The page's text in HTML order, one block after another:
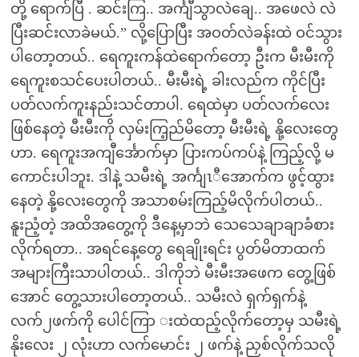
တို့ ရောက်ပြီ . ဆင်းကြ.. အင်္ကျီသွာလဲချေ.. အဖေလဲ လဲ
ပြီးဆင်းလာခဲမယ်.” လို့ပြောပြီး အဝတ်လဲခန်းထဲ ဝင်သွား
ပါတော့တယ်.. ရေကူးကန်ထဲရောက်တော့ ဦးက မီးမီးကို
ရေကူးစသင်ပေးပါတယ်.. မီးမီးရဲ့ ခါးလည်က ကိုင်ပြီး
ပတ်လက်ကူးနည်းသင်တာပါ. ရေထဲမှာ ပတ်လက်လေး
ဖြစ်နေတဲ့ မီးမီးကို လှမ်းကြ့ည်မိတော့ မီးမီးရဲ့ နို့လေးတွေ
ဟာ. ရေကူးအကျီင်္အောက်မှာ ပြားကပ်ကပ်နဲ့ ကြည့်လို့ မ
ကောင်းပါဘူး. ဒါနဲ့ သမီးရဲ့ အင်္ကျၤီအောက်က ဖွင့်ထွား
နေတဲ့ နို့လေးတွေကို အသာစမ်းကြည့်မိလိုက်ပါတယ်..
နူးညံ့တဲ့ အထိအတွေ့ကို ဒီနေ့မှာဘဲ သေသေချာချာခံစား
လိုက်ရတာ.. အရင်နေ့တွေ ရေချိုးရင်း ပွတ်မိတာထက်
အများကြီးသာပါတယ်.. ဒါကိုဘဲ မီးမီးအဖေက တွေ့ဖြစ်
အောင် တွေ့သားပါတော့တယ်.. သမီးလဲ ရှက်ရှက်နဲ့
လက်၂ဖက်ကို ပေါင်ကြာ းထဲထည့်လိုက်တော့မှ သမီးရဲ့
နိုးလေး ၂ လုံးဟာ လက်မောင်း ၂ ဖက်နဲ့ ညှစ်လိုက်သလို